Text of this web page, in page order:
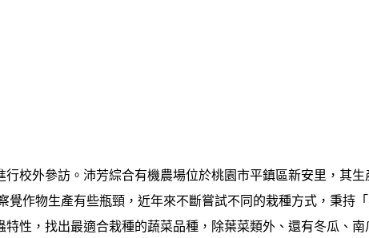
校外參訪。沛芳綜合有機農場位於桃園市平鎮區新安里，其
作物生產有些瓶頸，近年來不斷嘗試不同的栽種方式，秉持
性，找出最適合栽種的蔬菜品種，除葉菜類外、還有冬瓜、